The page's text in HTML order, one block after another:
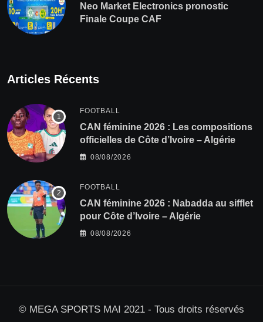
Neo Market Electronics pronostic
Finale Coupe CAF
Articles Récents
FOOTBALL
‎CAN féminine 2026 : Les compositions
officielles de Côte d’Ivoire – Algérie
08/08/2026
FOOTBALL
‎CAN féminine 2026 : Nabadda au sifflet
pour Côte d’Ivoire – Algérie
08/08/2026
© MEGA SPORTS MAI 2021 - Tous droits réservés